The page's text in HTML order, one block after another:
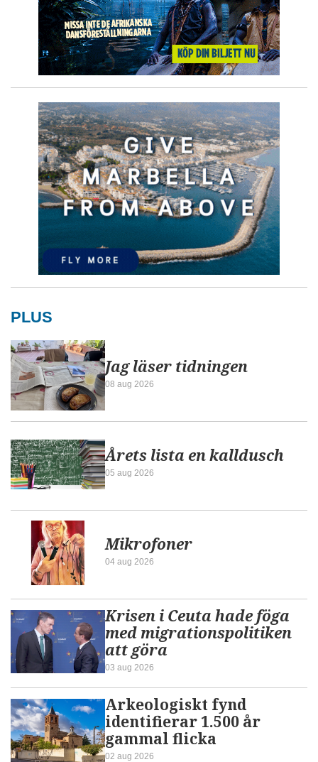
PLUS
Jag läser tidningen
08 aug 2026
Årets lista en kalldusch
05 aug 2026
Mikrofoner
04 aug 2026
Krisen i Ceuta hade föga
med migrationspolitiken
att göra
03 aug 2026
Arkeologiskt fynd
identifierar 1.500 år
gammal flicka
02 aug 2026